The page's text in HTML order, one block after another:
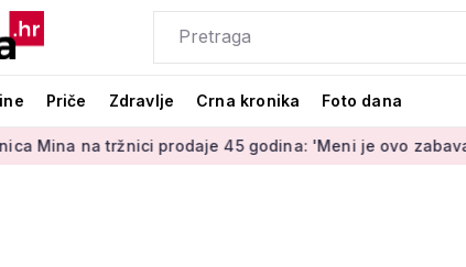
Priče Zdravlje Crna kronika Foto dana
prodaje 45 godina: 'Meni je ovo zabava i terapija'